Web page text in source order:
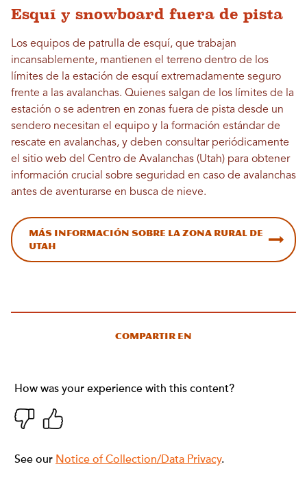
Esquí y snowboard fuera de pista
Los equipos de patrulla de esquí, que trabajan
incansablemente, mantienen el terreno dentro de los
límites de la estación de esquí extremadamente seguro
frente a las avalanchas. Quienes salgan de los límites de la
estación o se adentren en zonas fuera de pista desde un
sendero necesitan el equipo y la formación estándar de
rescate en avalanchas, y deben consultar periódicamente
el sitio web del Centro de Avalanchas (Utah) para obtener
información crucial sobre seguridad en caso de avalanchas
antes de aventurarse en busca de nieve.
Más información sobre la zona rural de
Utah
Compartir en